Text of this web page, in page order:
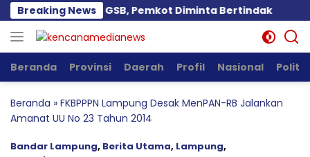
Langsung
ke
konten
Breaking News
Langgar GSB, Pemkot Diminta Bertindak
Beranda Provinsi Daerah Profil Nasional Politik
Beranda » FKBPPPN Lampung Desak MenPAN-RB Jalankan
Amanat UU No 23 Tahun 2014
Bandar Lampung, Berita Utama, Lampung,